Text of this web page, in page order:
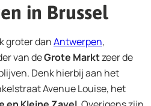
in Brussel
groter danAntwerpen,
van deGrote Marktzeer de
Denk hierbij aan het
Avenue Louise, het